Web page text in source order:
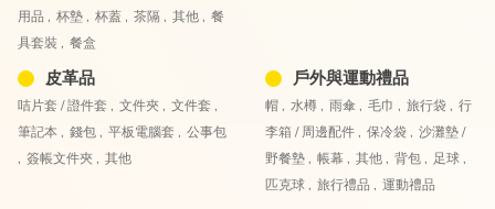
用品 , 杯墊 , 杯蓋 , 茶隔 , 其他 , 餐
具套裝 , 餐盒
皮革品
咭片套 / 證件套 , 文件夾 , 文件套 ,
筆記本 , 錢包 , 平板電腦套 , 公事包
, 簽帳文件夾 , 其他
戶外與運動禮品
帽 , 水樽 , 雨傘 , 毛巾 , 旅行袋 , 行
李箱 / 周邊配件 , 保冷袋 , 沙灘墊 /
野餐墊 , 帳幕 , 其他 , 背包 , 足球 ,
匹克球 , 旅行禮品 , 運動禮品